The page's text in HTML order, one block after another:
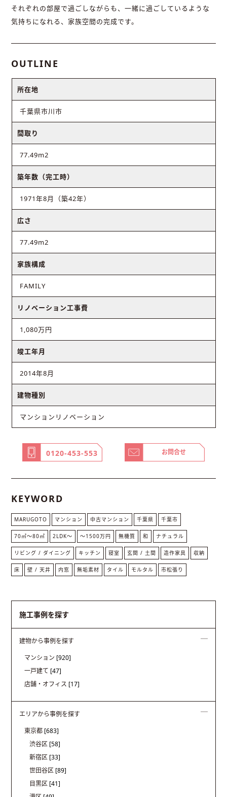
それぞれの部屋で過ごしながらも、一緒に過ごしているような
気持ちになれる、家族空間の完成です。
OUTLINE
所在地
千葉県市川市
間取り
77.49m2
築年数（完工時）
1971年8月（築42年）
広さ
77.49m2
家族構成
FAMILY
リノベーション工事費
1,080万円
竣工年月
2014年8月
建物種別
マンションリノベーション
0120-453-553 お問合せ
KEYWORD
MARUGOTO マンション 中古マンション 千葉県 千葉市
70㎡〜80㎡ 2LDK〜 ～1500万円 無機質 和 ナチュラル
リビング / ダイニング キッチン 寝室 玄関 / 土間 造作家具 収納
床 壁 / 天井 内窓 無垢素材 タイル モルタル 市松張り
施工事例を探す
建物から事例を探す
マンション [920]
一戸建て [47]
店舗・オフィス [17]
エリアから事例を探す
東京都 [683]
渋谷区 [58]
新宿区 [33]
世田谷区 [89]
目黒区 [41]